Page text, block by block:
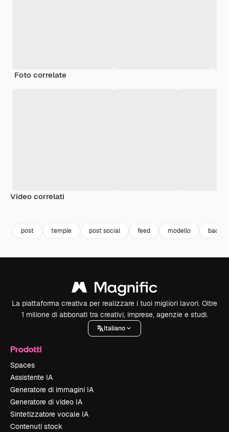
Foto correlate
Video correlati
post temple post social feed modello
La piattaforma creativa per realizzare i tuoi migliori lavori. Oltre
1 milione di abbonati tra creativi, imprese, agenzie e studi.
Italiano
Prodotti
Spaces
Assistente IA
Generatore di immagini IA
Generatore di video IA
Sintetizzatore vocale IA
Contenuti stock